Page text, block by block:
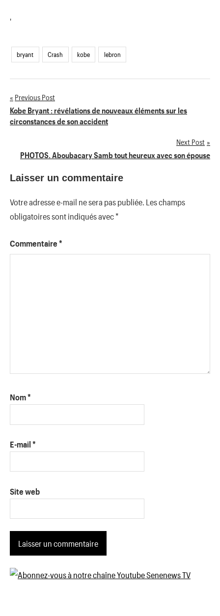
'
bryant Crash kobe lebron
Navigation
de
Previous Post
Kobe Bryant : révélations de nouveaux éléments sur les
circonstances de son accident
Next Post
PHOTOS. Aboubacary Samb tout heureux avec son épouse
Laisser un commentaire
Votre adresse e-mail ne sera pas publiée. Les champs
obligatoires sont indiqués avec*
Commentaire *
Nom*
E-mail *
Site web